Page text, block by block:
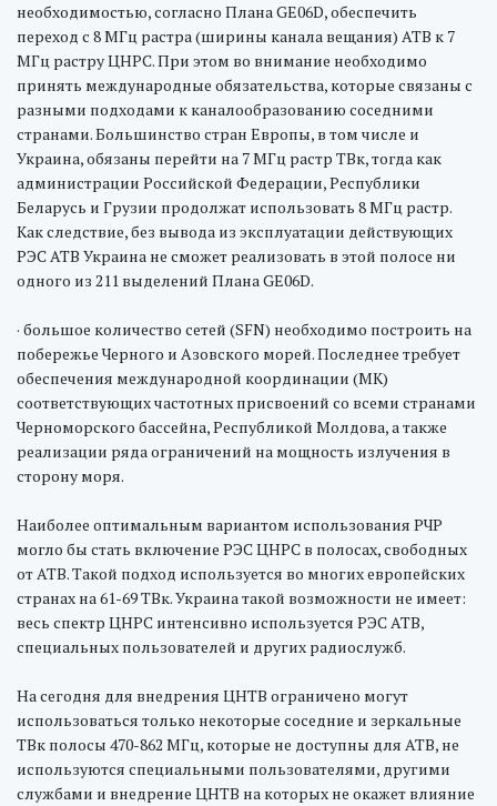
необходимостью, согласно Плана GE06D, обеспечить
переход с 8 МГц растра (ширины канала вещания) АТВ к 7
МГц растру ЦНРС. При этом во внимание необходимо
принять международные обязательства, которые связаны с
разными подходами к каналообразованию соседними
странами. Большинство стран Европы, в том числе и
Украина, обязаны перейти на 7 МГц растр ТВк, тогда как
администрации Российской Федерации, Республики
Беларусь и Грузии продолжат использовать 8 МГц растр.
Как следствие, без вывода из эксплуатации действующих
РЭС АТВ Украина не сможет реализовать в этой полосе ни
одного из 211 выделений Плана GE06D.
· большое количество сетей (SFN) необходимо построить на
побережье Черного и Азовского морей. Последнее требует
обеспечения международной координации (МК)
соответствующих частотных присвоений со всеми странами
Черноморского бассейна, Республикой Молдова, а также
реализации ряда ограничений на мощность излучения в
сторону моря.
Наиболее оптимальным вариантом использования РЧР
могло бы стать включение РЭС ЦНРС в полосах, свободных
от АТВ. Такой подход используется во многих европейских
странах на 61-69 ТВк. Украина такой возможности не имеет:
весь спектр ЦНРС интенсивно используется РЭС АТВ,
специальных пользователей и других радиослужб.
На сегодня для внедрения ЦНТВ ограничено могут
использоваться только некоторые соседние и зеркальные
ТВк полосы 470-862 МГц, которые не доступны для АТВ, не
используются специальными пользователями, другими
службами и внедрение ЦНТВ на которых не окажет влияние